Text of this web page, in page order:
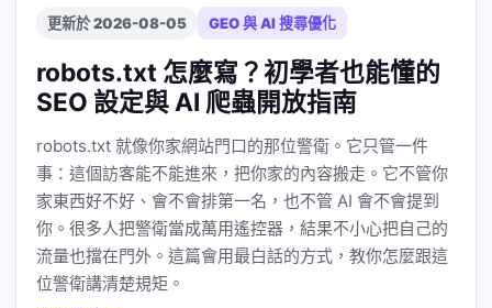
更新於 2026-08-05 GEO 與 AI 搜尋優化
robots.txt 怎麼寫？初學者也能懂的
SEO 設定與 AI 爬蟲開放指南
robots.txt 就像你家網站門口的那位警衛。它只管一件
事：這個訪客能不能進來，把你家的內容搬走。它不管你
家東西好不好、會不會排第一名，也不管 AI 會不會提到
你。很多人把警衛當成萬用遙控器，結果不小心把自己的
流量也擋在門外。這篇會用最白話的方式，教你怎麼跟這
位警衛講清楚規矩。